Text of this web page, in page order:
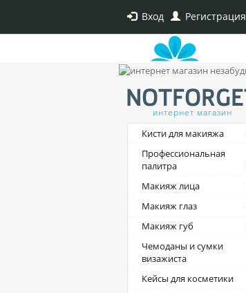
Вход Регистрация
интернет магазин
Кисти для макияжа
Профессиональная
палитра
Макияж лица
Макияж глаз
Макияж губ
Чемоданы и сумки
визажиста
Кейсы для косметики